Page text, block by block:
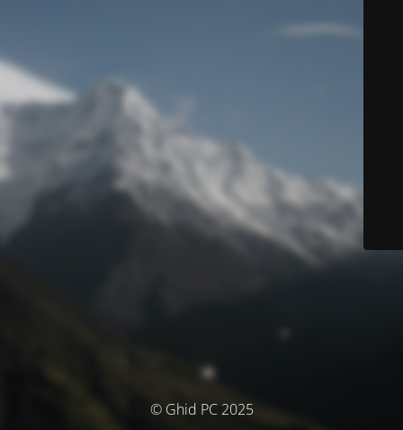
© Ghid PC 2025